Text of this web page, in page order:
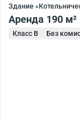
Здание
Аренда 190 м²
Класс B Без